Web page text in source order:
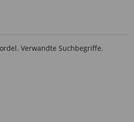
Verwandte Suchbegriffe.